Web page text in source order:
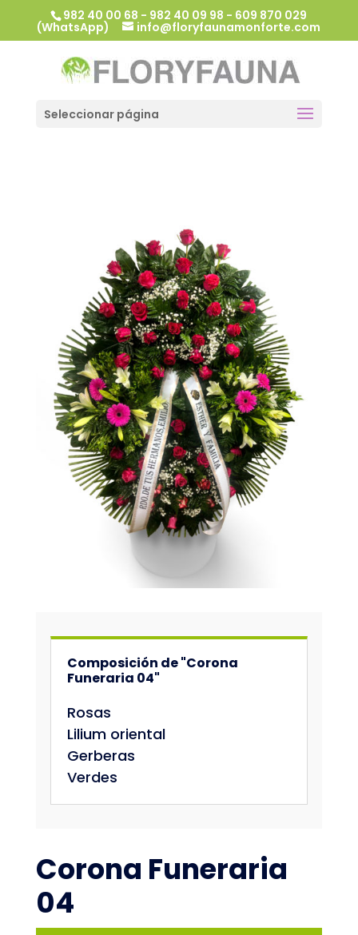
982 40 00 68 - 982 40 09 98 - 609 870 029
(WhatsApp) info@floryfaunamonforte.com
Seleccionar página
Composición de "Corona
Funeraria 04"
Rosas
Lilium oriental
Gerberas
Verdes
Corona Funeraria
04